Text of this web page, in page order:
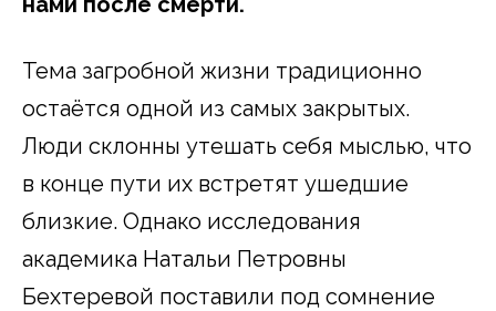
Тема загробной жизни традиционно
остаётся одной из самых закрытых.
Люди склонны утешать себя мыслью, что
в конце пути их встретят ушедшие
близкие. Однако исследования
академика Натальи Петровны
Бехтеревой поставили под сомнение